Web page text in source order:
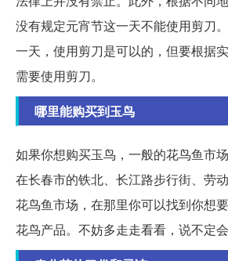
没有规定元宵节这一天不能使用剪刀
一天，使用剪刀是可以的，但要根据
需要使用剪刀。
哪里能购买到玉鸟
如果你想购买玉鸟，一般的花鸟鱼市
在长春市的铁北、长江路步行街、劳
花鸟鱼市场，在那里你可以找到你想
花鸟产品。不妨多走走看看，说不定会